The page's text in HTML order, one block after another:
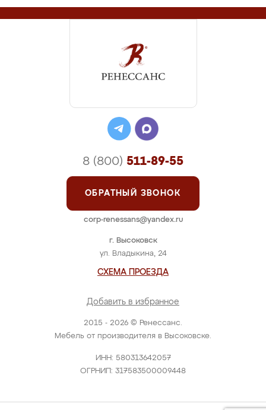
2015 - 2026 © Ренессанс.
Мебель от производителя в Высоковске.
ИНН: 580313642057
ОГРНИП: 317583500009448
г. Высоковск
ул. Владыкина, 24
СХЕМА ПРОЕЗДА
Добавить в избранное
8 (800) 511-89-55
ОБРАТНЫЙ ЗВОНОК
corp-renessans@yandex.ru